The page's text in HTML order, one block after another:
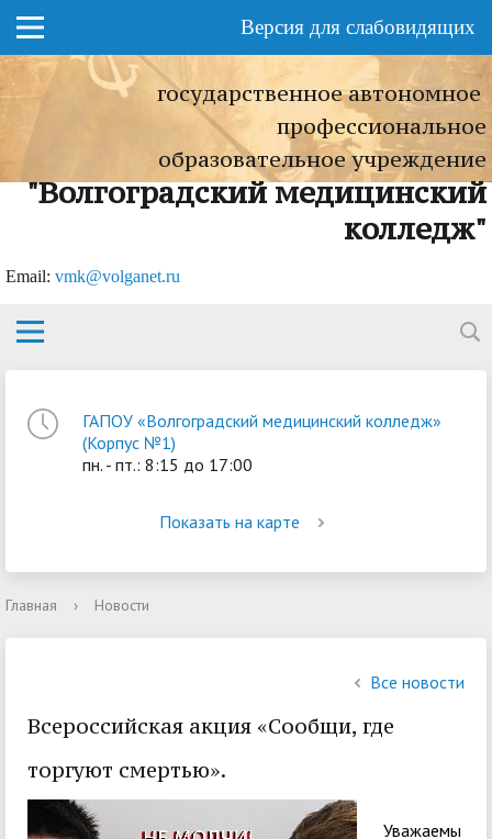
Версия для слабовидящих
государственное автономное
профессиональное
образовательное учреждение
"Волгоградский медицинский
колледж"
Еmail: vmk@volganet.ru
ГАПОУ «Волгоградский медицинский колледж»
(Корпус №1)
пн. - пт.: 8:15 до 17:00
Показать на карте
Главная › Новости
Все новости
Всероссийская акция «Сообщи, где
торгуют смертью».
Уважаемы